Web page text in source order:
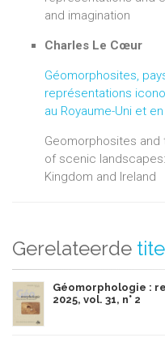
and imagination
Charles Le Cœur
Géomorphosites,
représentations
au Royaume-Uni et
Geomorphosites
of scenic
Kingdom and Ireland
Gerelateerde
Géomorphologie :
2025, vol. 31, n° 2